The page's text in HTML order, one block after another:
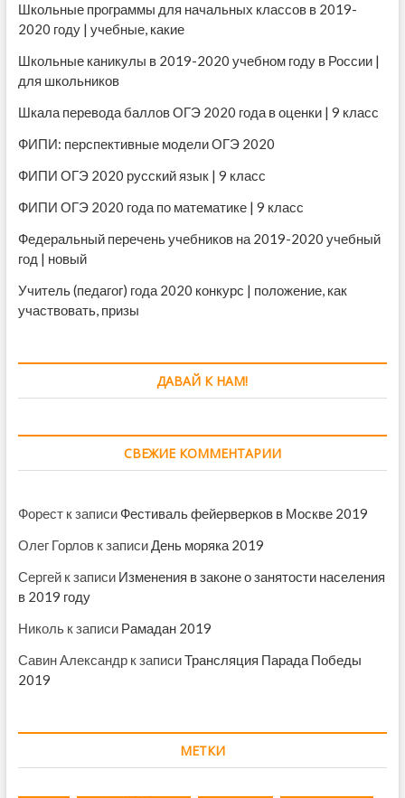
Школьные программы для начальных классов в 2019-
2020 году | учебные, какие
Школьные каникулы в 2019-2020 учебном году в России |
для школьников
Шкала перевода баллов ОГЭ 2020 года в оценки | 9 класс
ФИПИ: перспективные модели ОГЭ 2020
ФИПИ ОГЭ 2020 русский язык | 9 класс
ФИПИ ОГЭ 2020 года по математике | 9 класс
Федеральный перечень учебников на 2019-2020 учебный
год | новый
Учитель (педагог) года 2020 конкурс | положение, как
участвовать, призы
ДАВАЙ К НАМ!
СВЕЖИЕ КОММЕНТАРИИ
Форестк записи Фестиваль фейерверков в Москве 2019
Олег Горловк записиДень моряка 2019
Сергейк записи Изменения в законе о занятости населения
в 2019 году
Никольк записи Рамадан 2019
Савин Александрк записиТрансляция Парада Победы
2019
МЕТКИ